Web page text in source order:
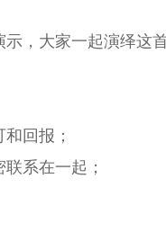
，大家一起演绎这
回报；
系在一起；